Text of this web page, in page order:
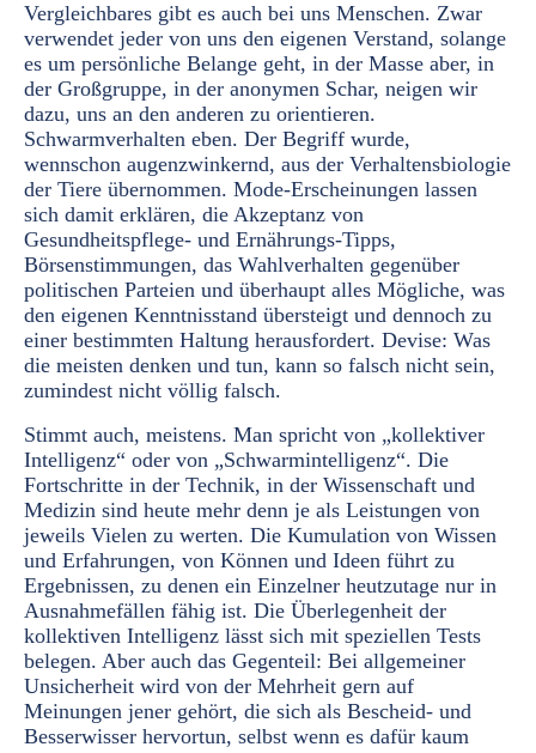
Vergleichbares gibt es auch bei uns Menschen. Zwar
verwendet jeder von uns den eigenen Verstand, solange
es um persönliche Belange geht, in der Masse aber, in
der Großgruppe, in der anonymen Schar, neigen wir
dazu, uns an den anderen zu orientieren.
Schwarmverhalten eben. Der Begriff wurde,
wennschon augenzwinkernd, aus der Verhaltensbiologie
der Tiere übernommen. Mode-Erscheinungen lassen
sich damit erklären, die Akzeptanz von
Gesundheitspflege- und Ernährungs-Tipps,
Börsenstimmungen, das Wahlverhalten gegenüber
politischen Parteien und überhaupt alles Mögliche, was
den eigenen Kenntnisstand übersteigt und dennoch zu
einer bestimmten Haltung herausfordert. Devise: Was
die meisten denken und tun, kann so falsch nicht sein,
zumindest nicht völlig falsch.
Stimmt auch, meistens. Man spricht von „kollektiver
Intelligenz“ oder von „Schwarmintelligenz“. Die
Fortschritte in der Technik, in der Wissenschaft und
Medizin sind heute mehr denn je als Leistungen von
jeweils Vielen zu werten. Die Kumulation von Wissen
und Erfahrungen, von Können und Ideen führt zu
Ergebnissen, zu denen ein Einzelner heutzutage nur in
Ausnahmefällen fähig ist. Die Überlegenheit der
kollektiven Intelligenz lässt sich mit speziellen Tests
belegen. Aber auch das Gegenteil: Bei allgemeiner
Unsicherheit wird von der Mehrheit gern auf
Meinungen jener gehört, die sich als Bescheid- und
Besserwisser hervortun, selbst wenn es dafür kaum